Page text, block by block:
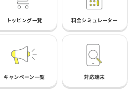
トッピング一覧 料金シミュレーター
キャンペーン一覧 対応端末